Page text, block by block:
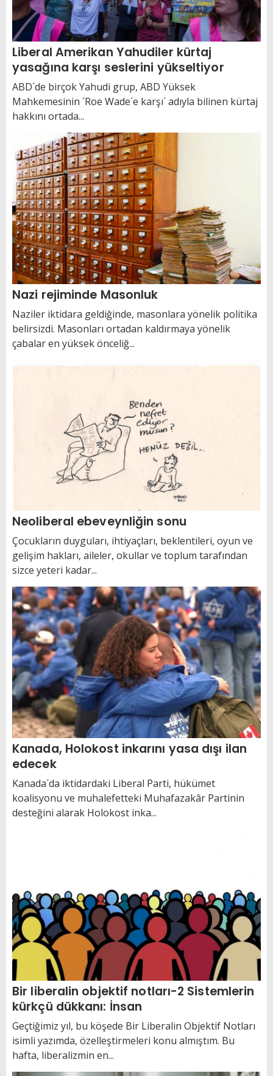
Liberal Amerikan Yahudiler kürtaj
yasağına karşı seslerini yükseltiyor
ABD´de birçok Yahudi grup, ABD Yüksek
Mahkemesinin ´Roe Wade´e karşı´ adıyla bilinen kürtaj
hakkını ortada...
Nazi rejiminde Masonluk
Naziler iktidara geldiğinde, masonlara yönelik politika
belirsizdi. Masonları ortadan kaldırmaya yönelik
çabalar en yüksek önceliğ...
Neoliberal ebeveynliğin sonu
Çocukların duyguları, ihtiyaçları, beklentileri, oyun ve
gelişim hakları, aileler, okullar ve toplum tarafından
sizce yeteri kadar...
Kanada, Holokost inkarını yasa dışı ilan
edecek
Kanada´da iktidardaki Liberal Parti, hükümet
koalisyonu ve muhalefetteki Muhafazakâr Partinin
desteğini alarak Holokost inka...
Bir liberalin objektif notları-2 Sistemlerin
kürkçü dükkanı: İnsan
Geçtiğimiz yıl, bu köşede Bir Liberalin Objektif Notları
isimli yazımda, özelleştirmeleri konu almıştım. Bu
hafta, liberalizmin en...